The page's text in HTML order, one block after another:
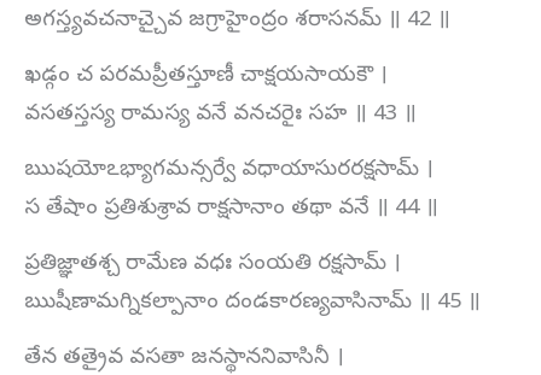
అగస్త్యవచనాచ్చైవ జగ్రాహైంద్రం శరాసనమ్ ॥ 42 ॥
ఖడ్గం చ పరమప్రీతస్తూణీ చాక్షయసాయకౌ ।
వసతస్తస్య రామస్య వనే వనచరైః సహ ॥ 43 ॥
ఋషయోఽభ్యాగమన్సర్వే వధాయాసురరక్షసామ్ ।
స తేషాం ప్రతిశుశ్రావ రాక్షసానాం తథా వనే ॥ 44 ॥
ప్రతిజ్ఞాతశ్చ రామేణ వధః సంయతి రక్షసామ్ ।
ఋషీణామగ్నికల్పానాం దండకారణ్యవాసినామ్ ॥ 45 ॥
తేన తత్రైవ వసతా జనస్థాననివాసినీ ।